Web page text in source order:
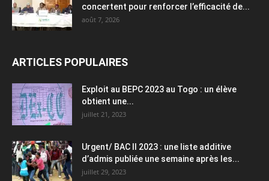
concertent pour renforcer l’efficacité de...
août 7, 2026
ARTICLES POPULAIRES
Exploit au BEPC 2023 au Togo : un élève
obtient une...
juillet 21, 2023
Urgent/ BAC II 2023 : une liste additive
d’admis publiée une semaine après les...
juillet 29, 2023